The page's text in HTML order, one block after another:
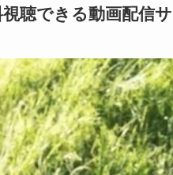
聴できる動画配信